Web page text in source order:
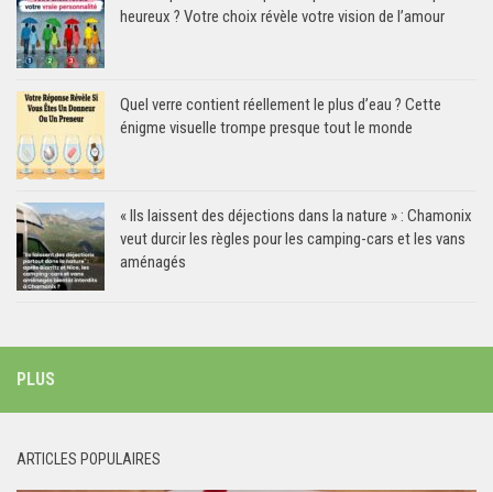
heureux ? Votre choix révèle votre vision de l’amour
Quel verre contient réellement le plus d’eau ? Cette
énigme visuelle trompe presque tout le monde
« Ils laissent des déjections dans la nature » : Chamonix
veut durcir les règles pour les camping-cars et les vans
aménagés
PLUS
ARTICLES POPULAIRES